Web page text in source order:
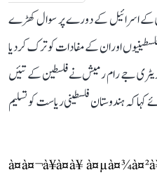
کے اسرائیل کے دورے پر سوال کھڑے
اور ان کے مفادات کو ترک کر دیا
جے رام رمیش نے فلسطین کے تئیں
کہا کہ ہندوستان فلسطینی ریاست کو تسلیم
à¤à¤¬à¥à¤à¥